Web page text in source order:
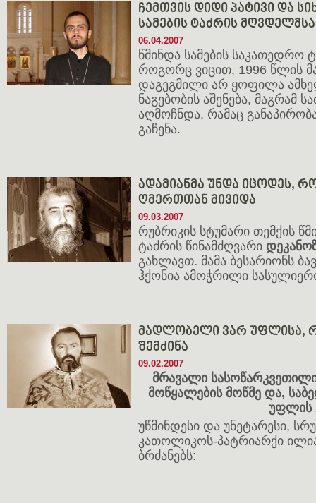
ჩემთვის დიდი პატივი და
სამების ტაძრის
06.04.2007
წმინდა სამების საკათედრო
როგორც ვიცით, 1996 წლის
დაგეგმილი არ ყოფილა
ნაგებობის აშენება, მაგრამ
აღმოჩნდა, რამაც
გაჩენა.
ადამიანმა უნდა იცოდეს,
ღმერთთან მივიდა
09.03.2007
რუბრიკის სტუმარი თემქის
ტაძრის წინამძღვარი
გახლავთ. მამა ბესარიონს
ჰქონია ამოჭრილი
მადლობელი ვარ უფლისა,
შემძინა
09.02.2007
მრავალი
მოწყალების მოწმე და,
უფლის
უწმინდესი და უნეტარესი,
კათოლიკოს-პატრიარქი
ბრძანებს: